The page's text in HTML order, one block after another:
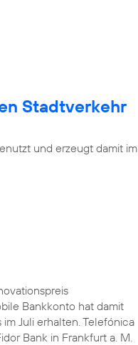
Stadtverkehr
und erzeugt damit im
Bankkonto hat damit
Juli erhalten. Telefónica
Bank in Frankfurt a. M.